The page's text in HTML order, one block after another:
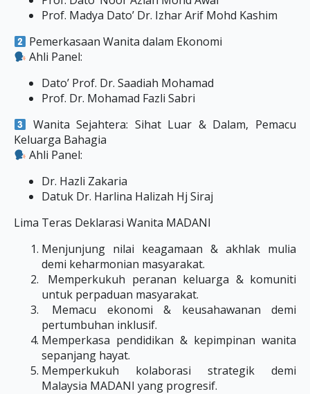
Prof. Madya Dato’ Dr. Izhar Arif Mohd Kashim
Pemerkasaan Wanita dalam Ekonomi
Ahli Panel:
Dato’ Prof. Dr. Saadiah Mohamad
Prof. Dr. Mohamad Fazli Sabri
Wanita Sejahtera: Sihat Luar & Dalam, Pemacu
Keluarga Bahagia
Ahli Panel:
Dr. Hazli Zakaria
Datuk Dr. Harlina Halizah Hj Siraj
Lima Teras Deklarasi Wanita MADANI
Menjunjung nilai keagamaan & akhlak mulia
demi keharmonian masyarakat.
Memperkukuh peranan keluarga & komuniti
untuk perpaduan masyarakat.
Memacu ekonomi & keusahawanan demi
pertumbuhan inklusif.
Memperkasa pendidikan & kepimpinan wanita
sepanjang hayat.
Memperkukuh kolaborasi strategik demi
Malaysia MADANI yang progresif.